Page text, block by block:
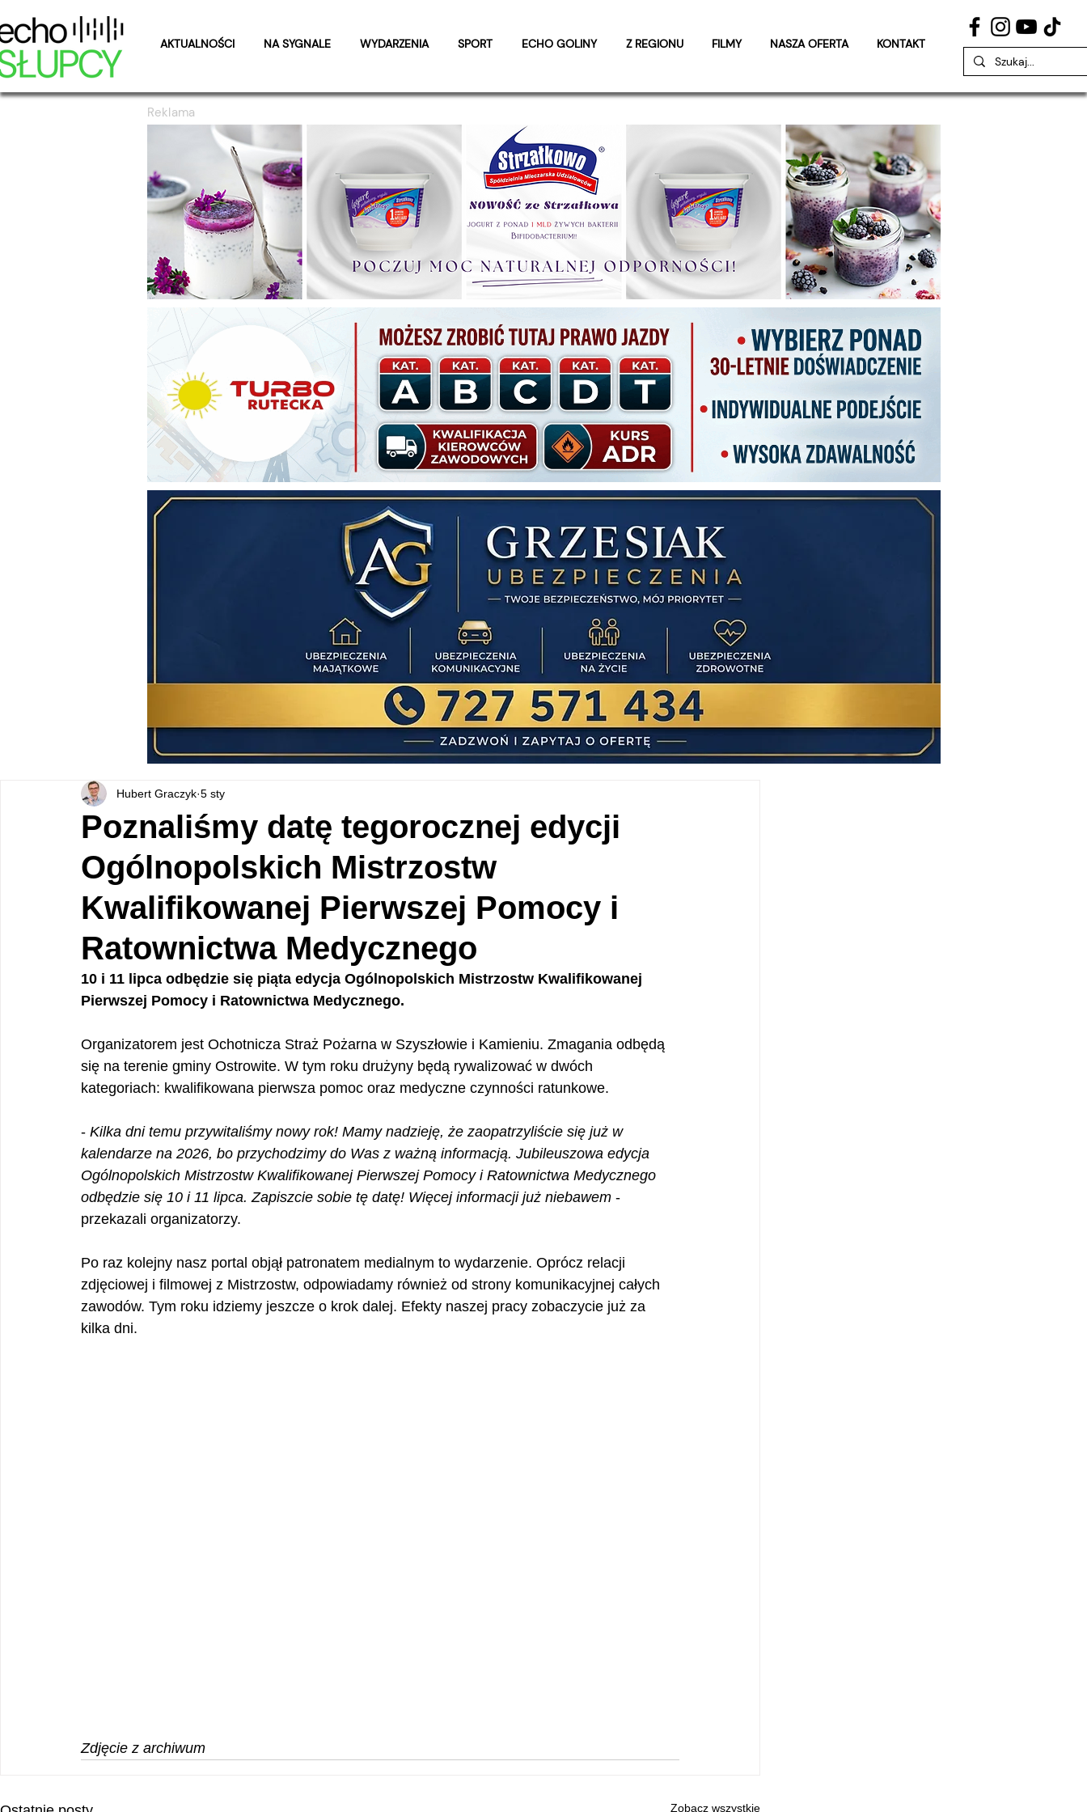
AKTUALNOŚCI NA SYGNALE WYDARZENIA SPORT ECHO GOLINY Z REGIONU FILMY NASZA OFERTA KONTAKT
Reklama
Poznaliśmy datę tegorocznej edycji
Ogólnopolskich Mistrzostw
Kwalifikowanej Pierwszej Pomocy i
Ratownictwa Medycznego
Hubert Graczyk 5 sty
10 i 11 lipca odbędzie się piąta edycja Ogólnopolskich Mistrzostw Kwalifikowanej
Pierwszej Pomocy i Ratownictwa Medycznego.
Organizatorem jest Ochotnicza Straż Pożarna w Szyszłowie i Kamieniu. Zmagania odbędą
się na terenie gminy Ostrowite. W tym roku drużyny będą rywalizować w dwóch
kategoriach: kwalifikowana pierwsza pomoc oraz medyczne czynności ratunkowe.
- Kilka dni temu przywitaliśmy nowy rok! Mamy nadzieję, że zaopatrzyliście się już w
kalendarze na 2026, bo przychodzimy do Was z ważną informacją. Jubileuszowa edycja
Ogólnopolskich Mistrzostw Kwalifikowanej Pierwszej Pomocy i Ratownictwa Medycznego
odbędzie się 10 i 11 lipca. Zapiszcie sobie tę datę! Więcej informacji już niebawem -
przekazali organizatorzy.
Po raz kolejny nasz portal objął patronatem medialnym to wydarzenie. Oprócz relacji
zdjęciowej i filmowej z Mistrzostw, odpowiadamy również od strony komunikacyjnej całych
zawodów. Tym roku idziemy jeszcze o krok dalej. Efekty naszej pracy zobaczycie już za
kilka dni.
Zdjęcie z archiwum
Zobacz wszystkie